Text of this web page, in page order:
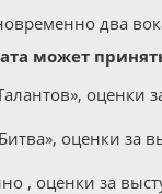
два
может
оценки
оценки за
, оценки за